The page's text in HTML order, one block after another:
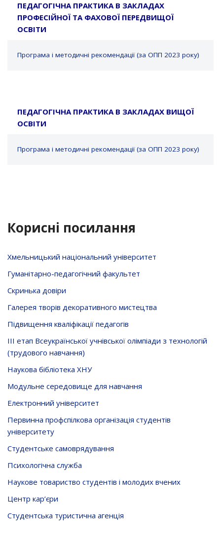
ПЕДАГОГІЧНА ПРАКТИКА В ЗАКЛАДАХ
ПРОФЕСІЙНОЇ ТА ФАХОВОЇ ПЕРЕДВИЩОЇ
ОСВІТИ
Програма і методичні рекомендації (за ОПП 2023 року)
ПЕДАГОГІЧНА ПРАКТИКА В ЗАКЛАДАХ ВИЩОЇ
ОСВІТИ
Програма і методичні рекомендації (за ОПП 2023 року)
Корисні посилання
Хмельницький національний університет
Гуманітарно-педагогічний факультет
Скринька довiри
Галерея творів декоративного мистецтва
Підвищення кваліфікації педагогів
ІІІ етап Всеукраїнської учнівської олімпіади з технологій
(трудового навчання)
Наукова бібліотека ХНУ
Модульне середовище для навчання
Електронний університет
Первинна профспілкова організація студентів
університету
Студентське самоврядування
Психологічна служба
Наукове товариство студентів і молодих вчених
Центр кар’єри
Студентська туристична агенція